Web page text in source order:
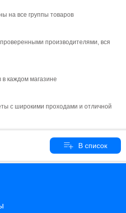
на все группы товаров
производителями, вся
каждом магазине
с широкими проходами и отличной